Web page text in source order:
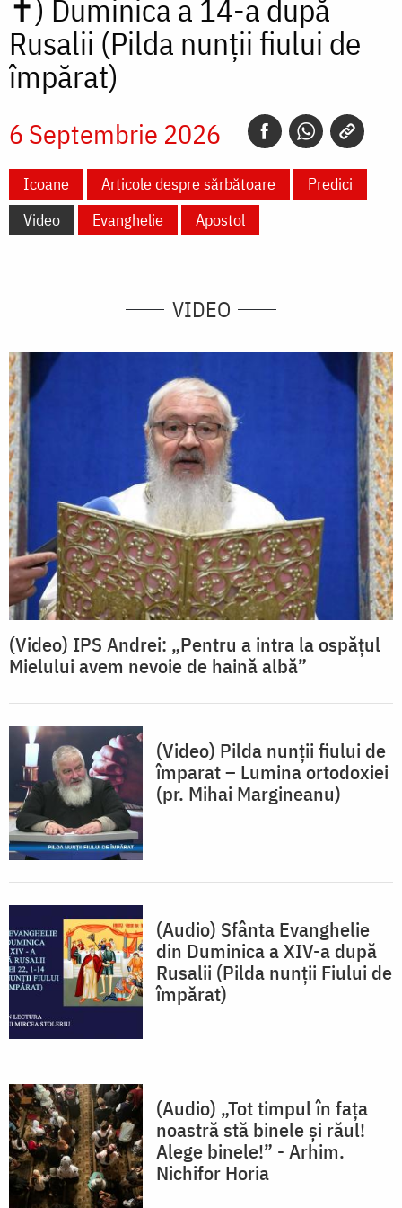
✝) Duminica a 14-a după
Rusalii (Pilda nunții fiului de
împărat)
6 Septembrie 2026
Icoane Articole despre sărbătoare
Predici
Video
Evanghelie Apostol
VIDEO
(Video) IPS Andrei: „Pentru a intra la ospățul
Mielului avem nevoie de haină albă”
(Video) Pilda nunții fiului de
împarat – Lumina ortodoxiei
(pr. Mihai Margineanu)
(Audio) Sfânta Evanghelie
din Duminica a XIV-a după
Rusalii (Pilda nunții Fiului de
împărat)
(Audio) „Tot timpul în fața
noastră stă binele și răul!
Alege binele!” - Arhim.
Nichifor Horia